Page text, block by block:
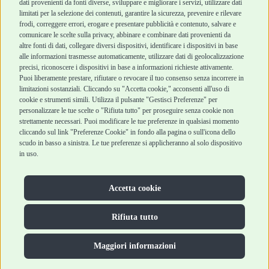
dati provenienti da fonti diverse, sviluppare e migliorare i servizi, utilizzare dati
limitati per la selezione dei contenuti, garantire la sicurezza, prevenire e rilevare
frodi, correggere errori, erogare e presentare pubblicità e contenuto, salvare e
comunicare le scelte sulla privacy, abbinare e combinare dati provenienti da
altre fonti di dati, collegare diversi dispositivi, identificare i dispositivi in base
alle informazioni trasmesse automaticamente, utilizzare dati di geolocalizzazione
precisi, riconoscere i dispositivi in base a informazioni richieste attivamente.
Puoi liberamente prestare, rifiutare o revocare il tuo consenso senza incorrere in
limitazioni sostanziali. Cliccando su "Accetta cookie," acconsenti all'uso di
cookie e strumenti simili. Utilizza il pulsante "Gestisci Preferenze" per
personalizzare le tue scelte o "Rifiuta tutto" per proseguire senza cookie non
strettamente necessari. Puoi modificare le tue preferenze in qualsiasi momento
cliccando sul link "Preferenze Cookie" in fondo alla pagina o sull'icona dello
scudo in basso a sinistra. Le tue preferenze si applicheranno al solo dispositivo
in uso.
Accetta cookie
Rifiuta tutto
Maggiori informazioni
Blog
Assistenza Robinson
Pet Shop
Offerte
Promozioni
Recensioni Feedaty
Metodi di
pagamento
Recesso e Reso
Spedizioni
Robinson Pet Shop S.r.l.
Via V. Giovanni Schiaparelli, 21 – 47122 Forlì (FC)
P.iva 04095130409 | REA: FO 329541
info@robinsonpetshop.it | Tel. 0543 096850
Copyright © 2025 Robinsonpetshop.it s.r.l. – Tutti i diritti
Privacy Policy|Cookie Policy
Contatta la nostra Veterinaria